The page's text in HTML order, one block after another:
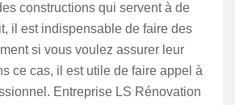
constructions qui servent à de
il est indispensable de faire des
si vous voulez assurer leur
ce cas, il est utile de faire appel à
Entreprise LS Rénovation